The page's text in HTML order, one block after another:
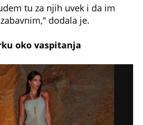
tu za njih uvek i da im
dodala je.
oko vaspitanja